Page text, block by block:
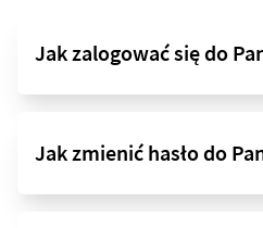
Jak zalogować się do
Jak zmienić hasło do